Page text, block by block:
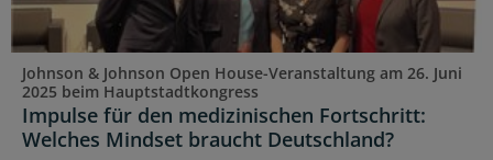
Johnson & Johnson Open House-Veranstaltung am 26. Juni
2025 beim Hauptstadtkongress
Impulse für den medizinischen Fortschritt:
Welches Mindset braucht Deutschland?